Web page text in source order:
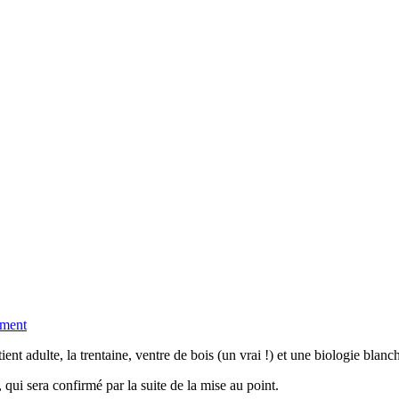
adulte, la trentaine, ventre de bois (un vrai !) et une biologie
sera confirmé par la suite de la mise au point.